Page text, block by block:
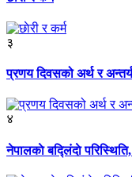
३
प्रणय दिवसको अर्थ र
४
नेपालकाे बद्लिंदाे